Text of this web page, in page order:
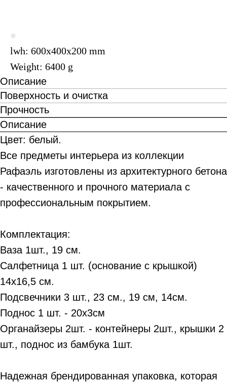
●
lwh: 600x400x200 mm
Weight: 6400 g
Описание
Поверхность и очистка
Прочность
Описание
Цвет: белый.
Все предметы интерьера из коллекции
Рафаэль изготовлены из архитектурного бетона
- качественного и прочного материала с
профессиональным покрытием.
Комплектация:
Ваза 1шт., 19 см.
Салфетница 1 шт. (основание с крышкой)
14х16,5 см.
Подсвечники 3 шт., 23 см., 19 см, 14см.
Поднос 1 шт. - 20х3см
Органайзеры 2шт. - контейнеры 2шт., крышки 2
шт., поднос из бамбука 1шт.
Надежная брендированная упаковка, которая